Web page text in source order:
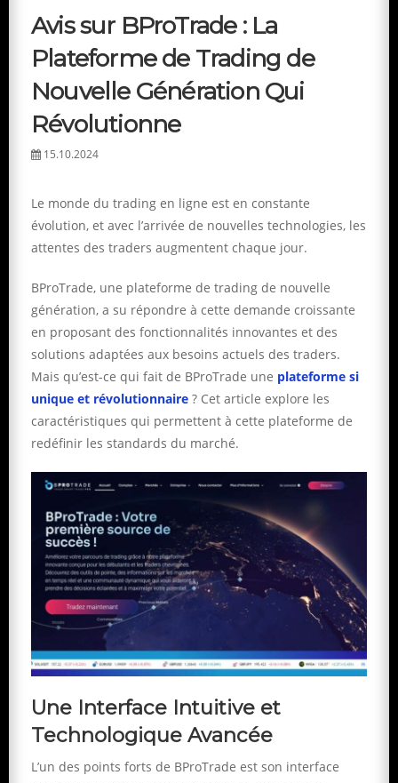
Avis sur BProTrade : La
Plateforme de Trading de
Nouvelle Génération Qui
Révolutionne
15.10.2024
Le monde du trading en ligne est en constante
évolution, et avec l’arrivée de nouvelles technologies, les
attentes des traders augmentent chaque jour.
BProTrade, une plateforme de trading de nouvelle
génération, a su répondre à cette demande croissante
en proposant des fonctionnalités innovantes et des
solutions adaptées aux besoins actuels des traders.
Mais qu’est-ce qui fait de BProTrade une plateforme si
unique et révolutionnaire? Cet article explore les
caractéristiques qui permettent à cette plateforme de
redéfinir les standards du marché.
Une Interface Intuitive et
Technologique Avancée
L’un des points forts de BProTrade est son interface